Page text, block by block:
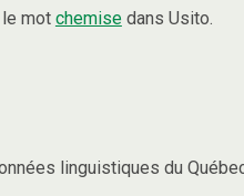
mot chemisedans Usito.
linguistiques du